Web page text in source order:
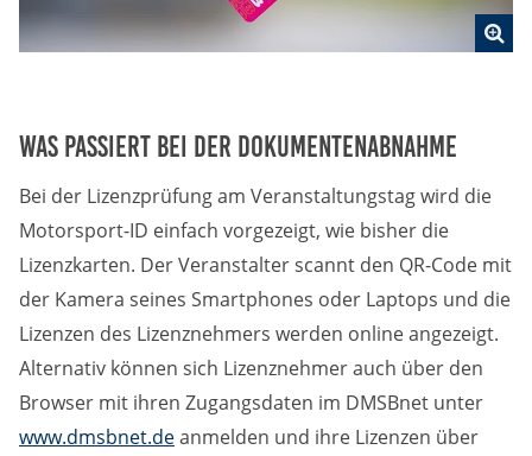
Was passiert bei der Dokumentenabnahme
Bei der Lizenzprüfung am Veranstaltungstag wird die
Motorsport-ID einfach vorgezeigt, wie bisher die
Lizenzkarten. Der Veranstalter scannt den QR-Code mit
der Kamera seines Smartphones oder Laptops und die
Lizenzen des Lizenznehmers werden online angezeigt.
Alternativ können sich Lizenznehmer auch über den
Browser mit ihren Zugangsdaten im DMSBnet unter
www.dmsbnet.deanmelden und ihre Lizenzen über